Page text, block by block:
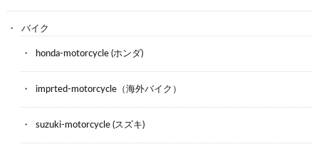
バイク
honda-motorcycle (ホンダ)
imprted-motorcycle（海外バイク）
suzuki-motorcycle (スズキ)